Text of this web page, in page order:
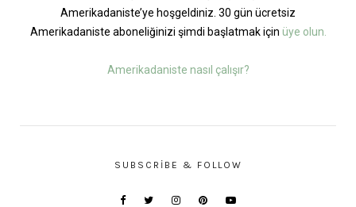
Amerikadaniste’ye hoşgeldiniz. 30 gün ücretsiz
Amerikadaniste aboneliğinizi şimdi başlatmak için üye olun.
Amerikadaniste nasıl çalışır?
SUBSCRIBE & FOLLOW